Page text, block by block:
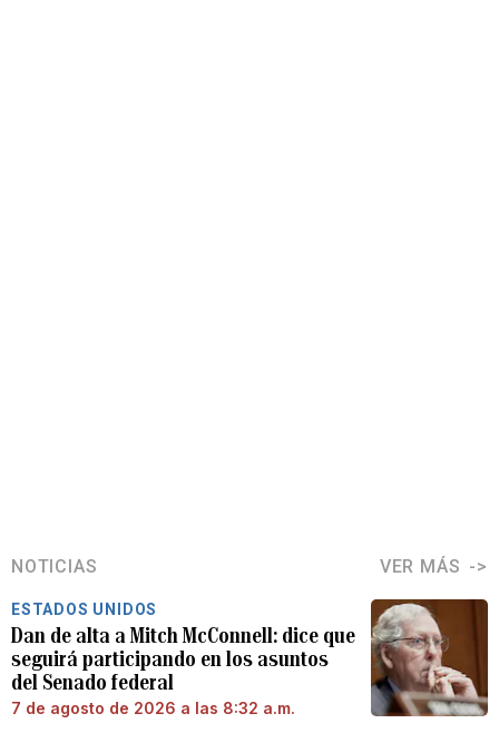
NOTICIAS VER MÁS
ESTADOS UNIDOS
Dan de alta a Mitch McConnell: dice que
seguirá participando en los asuntos
del Senado federal
7 de agosto de 2026 a las 8:32 a.m.